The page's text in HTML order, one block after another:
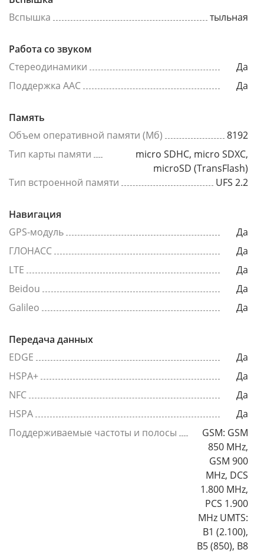
Вспышка
тыльная
Работа со звуком
Стереодинамики
Да
Поддержка AAC
Да
Память
Объем оперативной памяти (Мб)
8192
Тип карты памяти
micro SDHC, micro SDXC,
microSD (TransFlash)
Тип встроенной памяти
UFS 2.2
Навигация
GPS-модуль
Да
ГЛОНАСС
Да
LTE
Да
Beidou
Да
Galileo
Да
Передача данных
EDGE
Да
HSPA+
Да
NFC
Да
HSPA
Да
Поддерживаемые частоты и полосы
GSM: GSM
850 MHz,
GSM 900
MHz, DCS
1.800 MHz,
PCS 1.900
MHz UMTS:
B1 (2.100),
B5 (850), B8